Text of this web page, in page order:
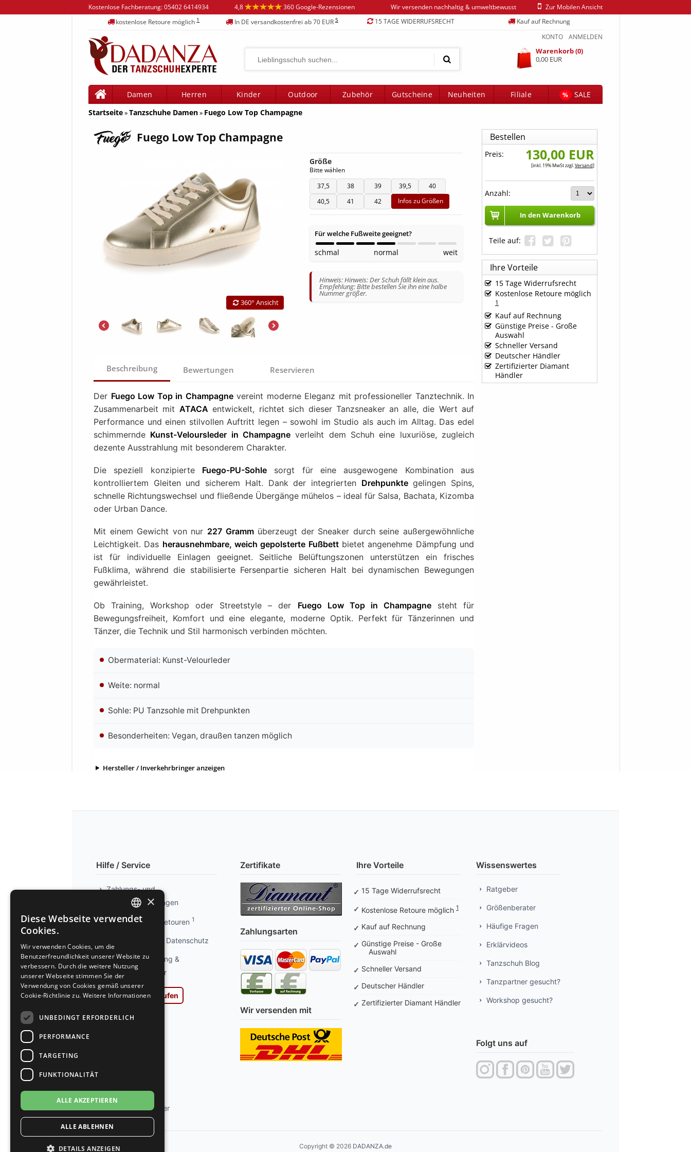
4,8 360 Google-Rezensionen Wir versenden nachhaltig & umweltbewusst
Kostenlose Fachberatung:05402 6414934
Zur Mobilen Ansicht
kostenlose Retoure möglich1 In DE versandkostenfrei ab 70 EUR5 15 TAGE WIDERRUFSRECHT
Kauf auf Rechnung
ANMELDEN
KONTO
Warenkorb (0)
0,00 EUR
Damen Herren Kinder Outdoor Zubehör Gutscheine Neuheiten Filiale %
SALE
Startseite»Tanzschuhe Damen» Fuego Low Top Champagne
Fuego Low Top Champagne
360° Ansicht
Größe
Bitte wählen
37,5
38 39 39,5
40
40,5
41 42 Infos zu Größen
Für welche Fußweite geeignet?
schmal normal weit
Hinweis: Hinweis: Der Schuh fällt klein aus.
Empfehlung: Bitte bestellen Sie ihn eine halbe
Nummer größer.
Beschreibung Bewertungen Reservieren
Der Fuego Low Top in Champagnevereint moderne Eleganz mit professioneller Tanztechnik. In
Zusammenarbeit mit ATACA entwickelt, richtet sich dieser Tanzsneaker an alle, die Wert auf
Performance und einen stilvollen Auftritt legen – sowohl im Studio als auch im Alltag. Das edel
schimmernde Kunst-Veloursleder in Champagne verleiht dem Schuh eine luxuriöse, zugleich
dezente Ausstrahlung mit besonderem Charakter.
Die speziell konzipierte Fuego-PU-Sohle sorgt für eine ausgewogene Kombination aus
kontrolliertem Gleiten und sicherem Halt. Dank der integrierten Drehpunktegelingen Spins,
schnelle Richtungswechsel und fließende Übergänge mühelos – ideal für Salsa, Bachata, Kizomba
oder Urban Dance.
Mit einem Gewicht von nur 227 Grammüberzeugt der Sneaker durch seine außergewöhnliche
Leichtigkeit. Das herausnehmbare, weich gepolsterte Fußbettbietet angenehme Dämpfung und
ist für individuelle Einlagen geeignet. Seitliche Belüftungszonen unterstützen ein frisches
Fußklima, während die stabilisierte Fersenpartie sicheren Halt bei dynamischen Bewegungen
gewährleistet.
Ob Training, Workshop oder Streetstyle – der Fuego Low Top in Champagnesteht für
Bewegungsfreiheit, Komfort und eine elegante, moderne Optik. Perfekt für Tänzerinnen und
Tänzer, die Technik und Stil harmonisch verbinden möchten.
Obermaterial: Kunst-Velourleder
Weite: normal
Sohle: PU Tanzsohle mit Drehpunkten
Besonderheiten: Vegan, draußen tanzen möglich
Hersteller / Inverkehrbringer anzeigen
Bestellen
Preis: 130,00 EUR
[inkl. 19% MwSt zzgl.Versand]
Anzahl:
In den Warenkorb
Teile auf:
Ihre Vorteile
15 Tage Widerrufsrecht
Kostenlose Retoure möglich
1
Kauf auf Rechnung
Günstige Preise - Große
Auswahl
Schneller Versand
Deutscher Händler
Zertifizierter Diamant
Händler
Hilfe / Service
Zahlungs- und
Versandbedingungen
Info kostenlose Retouren 1
Privatsphäre und Datenschutz
Widerrufsbelehrung &
Widerrufsformular
Vertrag widerrufen
AGB
Jobs
Tanzschuh Berater
Zertifikate
Zahlungsarten
Wir versenden mit
Ihre Vorteile
15 Tage Widerrufsrecht
Kostenlose Retoure möglich 1
Kauf auf Rechnung
Günstige Preise - Große
Auswahl
Schneller Versand
Deutscher Händler
Zertifizierter Diamant Händler
Wissenswertes
Ratgeber
Größenberater
Häufige Fragen
Erklärvideos
Tanzschuh Blog
Tanzpartner gesucht?
Workshop gesucht?
Folgt uns auf
Copyright © 2026 DADANZA.de
GERMAN
×
Diese Webseite verwendet
Cookies.
Wir verwenden Cookies, um die
Benutzerfreundlichkeit unserer Website zu
verbessern. Durch die weitere Nutzung
unserer Webseite stimmen Sie der
Verwendung von Cookies gemäß unserer
Cookie-Richtlinie zu. Weitere Informationen
UNBEDINGT ERFORDERLICH
PERFORMANCE
TARGETING
FUNKTIONALITÄT
ALLE AKZEPTIEREN
ALLE ABLEHNEN
DETAILS ANZEIGEN